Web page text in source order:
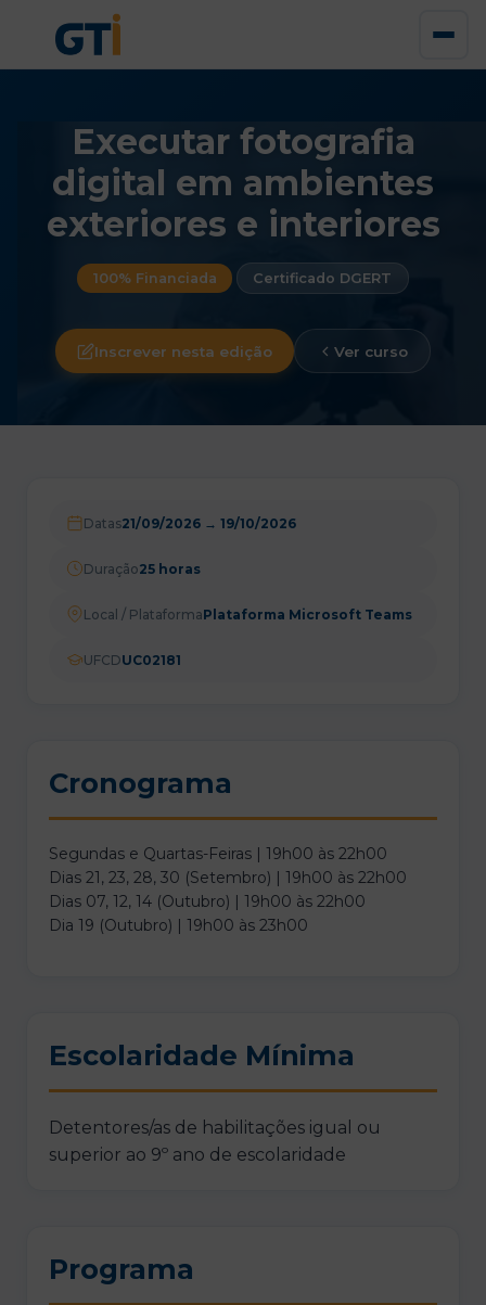
Executar fotografia
digital em ambientes
exteriores e interiores
100% Financiada Certificado DGERT
Inscrever nesta edição Ver curso
Datas21/09/2026 → 19/10/2026
Duração25 horas
Local / PlataformaPlataforma Microsoft Teams
UFCDUC02181
Cronograma
Segundas e Quartas-Feiras | 19h00 às 22h00
Dias 21, 23, 28, 30 (Setembro) | 19h00 às 22h00
Dias 07, 12, 14 (Outubro) | 19h00 às 22h00
Dia 19 (Outubro) | 19h00 às 23h00
Escolaridade Mínima
Detentores/as de habilitações igual ou
superior ao 9º ano de escolaridade
Programa